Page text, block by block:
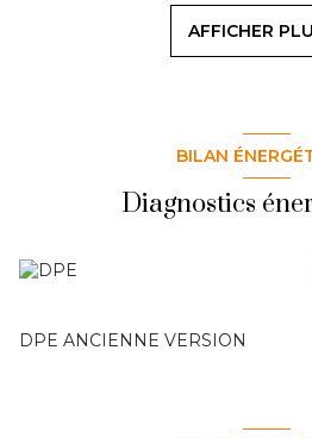
Immobilier, vous n'en serez que
Alexandre Quéré au 06.01.15.33.37 /
AFFICHER
BILAN
Diagnostics
DPE ANCIENNE VERSION